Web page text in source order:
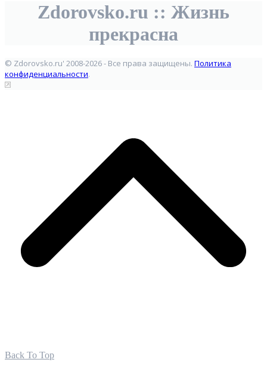
Zdorovsko.ru :: Жизнь
прекрасна
© Zdorovsko.ru' 2008-2026 - Все права защищены. Политика
конфиденциальности.
Back To Top